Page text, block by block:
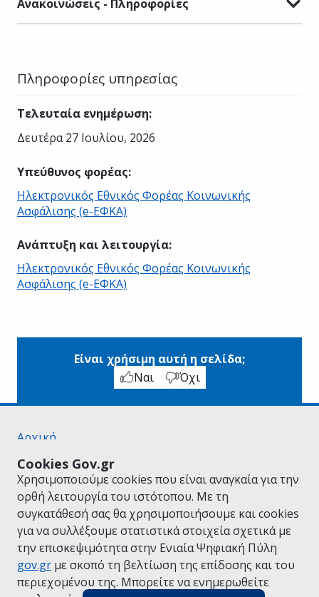
Cookies Gov.gr
Χρησιμοποιούμε cookies που είναι αναγκαία για την
ορθή λειτουργία του ιστότοπου. Με τη
συγκατάθεσή σας θα χρησιμοποιήσουμε και cookies
για να συλλέξουμε στατιστικά στοιχεία σχετικά με
την επισκεψιμότητα στην Ενιαία Ψηφιακή Πύλη
gov.gr με σκοπό τη βελτίωση της επίδοσης και του
περιεχομένου της. Μπορείτε να ενημερωθείτε
Ανακοινώσεις - Πληροφορίες
Πληροφορίες υπηρεσίας
Τελευταία ενημέρωση:
Δευτέρα 27 Ιουλίου, 2026
Υπεύθυνος φορέας:
Ηλεκτρονικός Εθνικός Φορέας Κοινωνικής
Ασφάλισης (e-ΕΦΚΑ)
Ανάπτυξη και λειτουργία:
Ηλεκτρονικός Εθνικός Φορέας Κοινωνικής
Ασφάλισης (e-ΕΦΚΑ)
Είναι χρήσιμη αυτή η σελίδα;
Ναι
Όχι
Αρχική
Όροι Χρήσης
Πολιτική Απορρήτου
Δήλωση προσβασιμότητας
Πολιτική cookies
Προτάσεις για το gov.gr
Υλοποίηση από το Υπουργείο Ψηφιακής
Διακυβέρνησης
Ελληνικά |Αγγλικά